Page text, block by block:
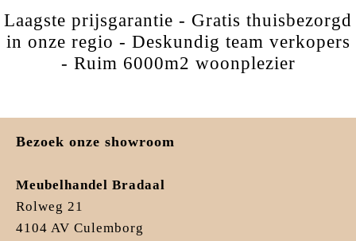
Laagste prijsgarantie - Gratis thuisbezorgd
in onze regio - Deskundig team verkopers
- Ruim 6000m2 woonplezier
Bezoek onze showroom
Meubelhandel Bradaal
Rolweg 21
4104 AV Culemborg